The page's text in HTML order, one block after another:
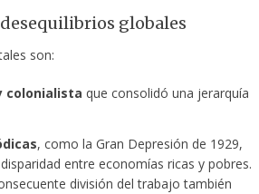
globales
son:
colonialista que consolidó una jerarquía
, como la Gran Depresión de 1929,
entre economías ricas y pobres.
división del trabajo también